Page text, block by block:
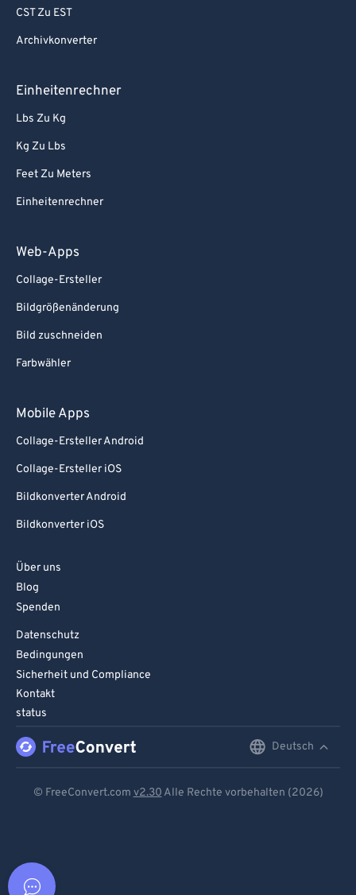
CST Zu EST
Archivkonverter
Einheitenrechner
Lbs Zu Kg
Kg Zu Lbs
Feet Zu Meters
Einheitenrechner
Web-Apps
Collage-Ersteller
Bildgrößenänderung
Bild zuschneiden
Farbwähler
Mobile Apps
Collage-Ersteller Android
Collage-Ersteller iOS
Bildkonverter Android
Bildkonverter iOS
Über uns
Blog
Spenden
Datenschutz
Bedingungen
Sicherheit und Compliance
Kontakt
status
Deutsch
© FreeConvert.com v2.30 Alle Rechte vorbehalten (2026)